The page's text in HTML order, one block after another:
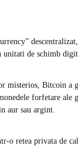
unitati de schimb
misterios, Bitcoin a
forfetare ale
aur sau argint.
o retea privata de